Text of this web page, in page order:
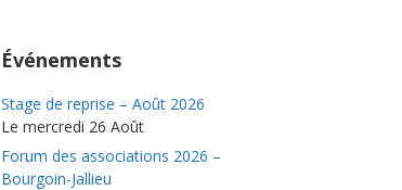
Événements
Stage de reprise – Août 2026
Le mercredi 26 Août
Forum des associations 2026 –
Bourgoin-Jallieu